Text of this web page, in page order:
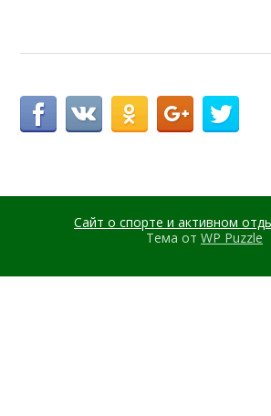
Сайт о спорте и активном
Тема от WP Puzzle